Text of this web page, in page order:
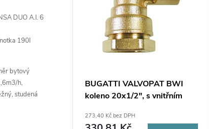
DUO A.I. 6
190l
bytový
h,
studená
BUGATTI VALVOPAT BWI
koleno 20x1/2", s vnitřním
mosaz
273,40 Kč bez DPH